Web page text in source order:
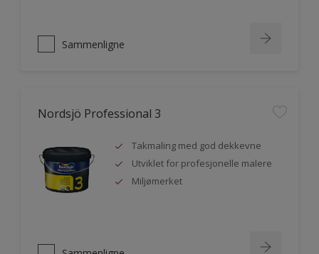
Sammenligne
Nordsjö Professional 3
Takmaling med god dekkevne
Utviklet for profesjonelle malere
Miljømerket